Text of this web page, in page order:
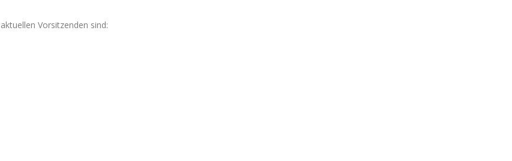
Vorsitzenden sind: